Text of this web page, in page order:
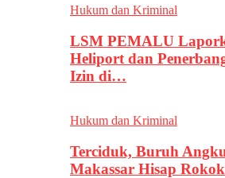
Hukum dan Kriminal
LSM PEMALU
Heliport dan
Izin di…
Hukum dan Kriminal
Terciduk, Buruh
Makassar Hisap